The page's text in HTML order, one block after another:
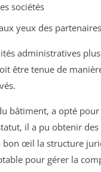
sociétés
yeux des partenaires
administratives
être tenue de
bâtiment, a opté pour
il a pu obtenir
œil la structure
pour gérer la